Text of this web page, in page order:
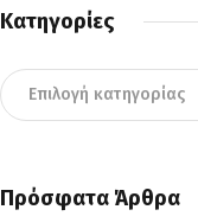
Κατηγορίες
Πρόσφατα Άρθρα